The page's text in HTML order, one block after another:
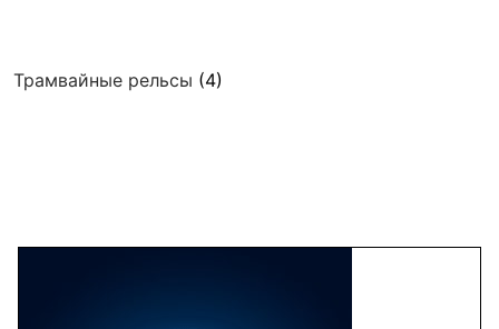
Трамвайные рельсы (4)